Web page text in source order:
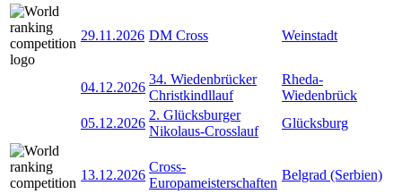
29.11.2026 DM Cross Weinstadt
04.12.2026
34. Wiedenbrücker
Christkindllauf
Rheda-
Wiedenbrück
05.12.2026
2. Glücksburger
Nikolaus-Crosslauf
Glücksburg
13.12.2026
Cross-
Europameisterschaften
Belgrad (Serbien)